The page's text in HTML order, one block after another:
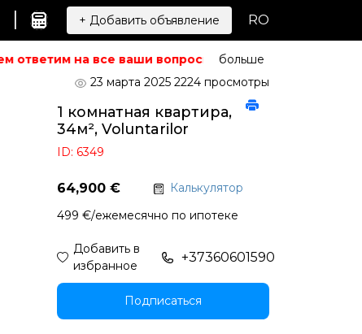
| + Добавить объявление RO
на все ваши вопросы. Не можете найти то,
больше
23 марта 2025 2224 просмотры
1 комнатная квартира,
34м², Voluntarilor
ID: 6349
64,900 €
Калькулятор
499 €/ежемесячно по ипотеке
Добавить в
избранное
+37360601590
Подписаться